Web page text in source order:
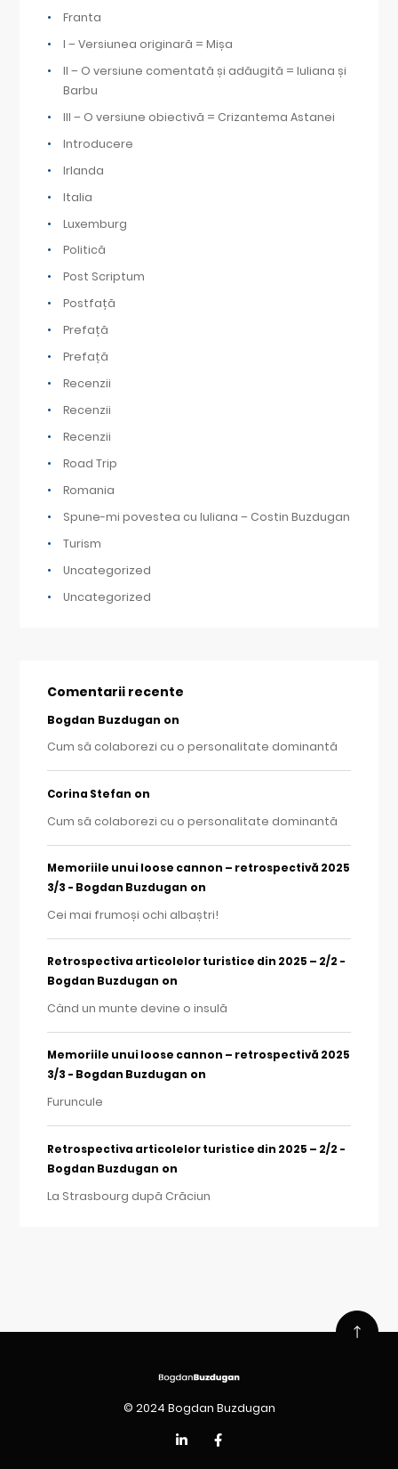
Franta
I – Versiunea originară = Mișa
II – O versiune comentată și adăugită = Iuliana și
Barbu
III – O versiune obiectivă = Crizantema Astanei
Introducere
Irlanda
Italia
Luxemburg
Politică
Post Scriptum
Postfață
Prefață
Prefață
Recenzii
Recenzii
Recenzii
Road Trip
Romania
Spune-mi povestea cu Iuliana – Costin Buzdugan
Turism
Uncategorized
Uncategorized
Comentarii recente
Bogdan Buzdugan on
Cum să colaborezi cu o personalitate dominantă
Corina Stefan on
Cum să colaborezi cu o personalitate dominantă
Memoriile unui loose cannon – retrospectivă 2025
3/3 - Bogdan Buzdugan on
Cei mai frumoși ochi albaștri!
Retrospectiva articolelor turistice din 2025 – 2/2 -
Bogdan Buzdugan on
Când un munte devine o insulă
Memoriile unui loose cannon – retrospectivă 2025
3/3 - Bogdan Buzdugan on
Furuncule
Retrospectiva articolelor turistice din 2025 – 2/2 -
Bogdan Buzdugan on
La Strasbourg după Crăciun
© 2024 Bogdan Buzdugan